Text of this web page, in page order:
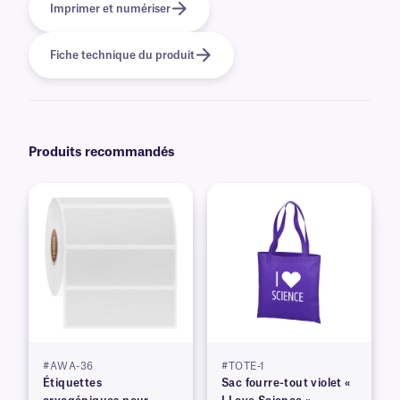
Imprimer et numériser
Fiche technique du produit
Produits recommandés
#AWA-36
Étiquettes
#TOTE-1
Sac fourre-tout violet «